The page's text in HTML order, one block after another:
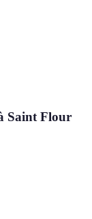
Saint Flour